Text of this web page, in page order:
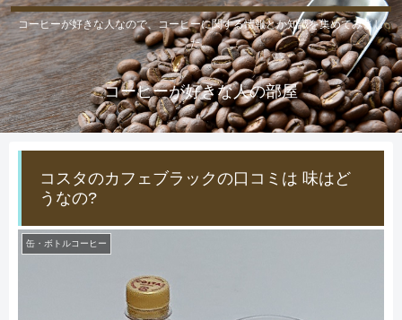
コーヒーが好きな人なので、コーヒーに関する情報とか知識を集めてみまし
た。
コーヒーが好きな人の部屋
コスタのカフェブラックの口コミは 味はど
うなの?
缶・ボトルコーヒー